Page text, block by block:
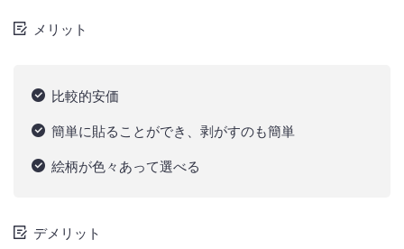
メリット
比較的安価
簡単に貼ることができ、剥がすのも簡単
絵柄が色々あって選べる
デメリット